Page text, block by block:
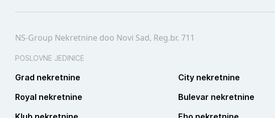
NS-Group Nekretnine doo Novi Sad, Reg.br. 711
POSLOVNE JEDINICE
Grad nekretnine City nekretnine
Royal nekretnine
Bulevar nekretnine